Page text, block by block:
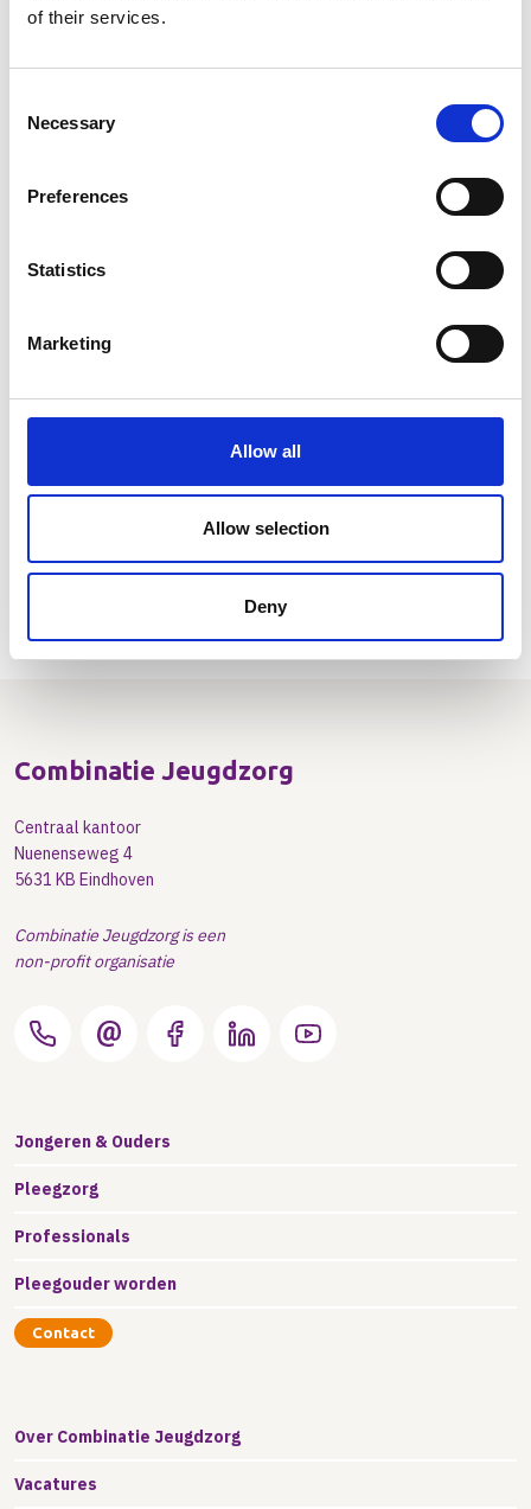
of their services.
Selection
Necessary
Preferences
Statistics
Marketing
Allow all
Allow selection
Deny
Nieuwe raadsleden krijgen inkijk in de praktijk
Werkbezoek biedt inzicht in uitdagingen, samenwerking en impact
Zorg op Maat: intensieve 24-
uursmaatwerktrajecten als alternatief voor
Zorg op Maat: intensieve 24-uursmaatwerktrajecten voor jongeren
van 12 tot 18 jaar met complexe problematiek
van108getoond
Meer nieuwsberichten
Combinatie Jeugdzorg
Centraal kantoor
Nuenenseweg 4
5631 KB Eindhoven
Combinatie Jeugdzorg is een
non-profit organisatie
Jongeren & Ouders
Pleegzorg
Professionals
Pleegouder worden
Contact
Over Combinatie Jeugdzorg
Vacatures